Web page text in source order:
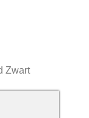
Zwart